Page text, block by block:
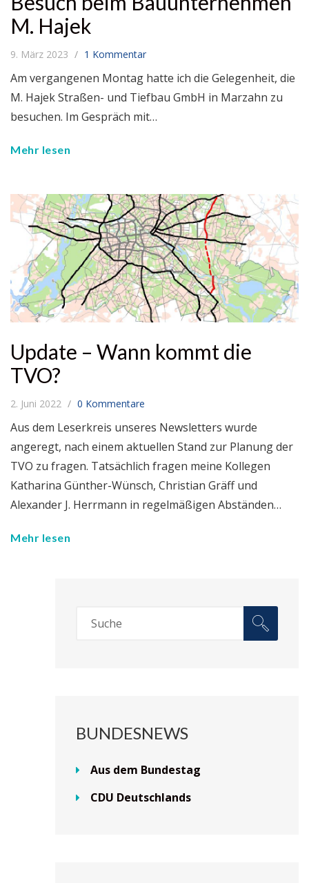
M. Hajek
9. März 2023 1 Kommentar
Am vergangenen Montag hatte ich die Gelegenheit, die
M. Hajek Straßen- und Tiefbau GmbH in Marzahn zu
besuchen. Im Gespräch mit…
Mehr lesen
Update – Wann kommt die
TVO?
2. Juni 2022 0 Kommentare
Aus dem Leserkreis unseres Newsletters wurde
angeregt, nach einem aktuellen Stand zur Planung der
TVO zu fragen. Tatsächlich fragen meine Kollegen
Katharina Günther-Wünsch, Christian Gräff und
Alexander J. Herrmann in regelmäßigen Abständen…
Mehr lesen
BUNDESNEWS
Aus dem Bundestag
CDU Deutschlands